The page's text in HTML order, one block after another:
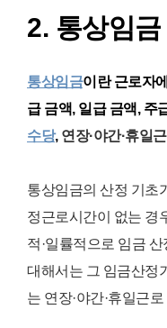
2. 통상임금
통상임금이란 근로자
급 금액, 일급 금액, 주
수당, 연장·야간·휴일
통상임금의 산정 기초
정근로시간이 없는 경
적·일률적으로 임금
대해서는 그 임금산정
는 연장·야간·휴일근